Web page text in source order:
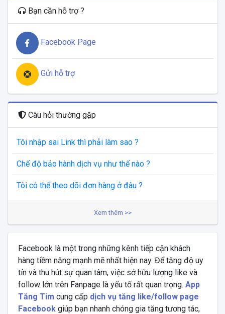
Bạn cần hỗ trợ ?
Facebook Page
Gửi hỗ trợ
Câu hỏi thường gặp
Tôi nhập sai Link thì phải làm sao ?
Chế độ bảo hành dịch vụ như thế nào ?
Tôi có thể theo dõi đơn hàng ở đâu ?
Xem thêm >>
Facebook là một trong những kênh tiếp cận khách
hàng tiềm năng mạnh mẽ nhất hiện nay. Để tăng độ uy
tín và thu hút sự quan tâm, việc sở hữu lượng like và
follow lớn trên Fanpage là yếu tố rất quan trọng. App
Tăng Tim cung cấp dịch vụ tăng like/follow page
Facebookgiúp bạn nhanh chóng gia tăng tương tác,